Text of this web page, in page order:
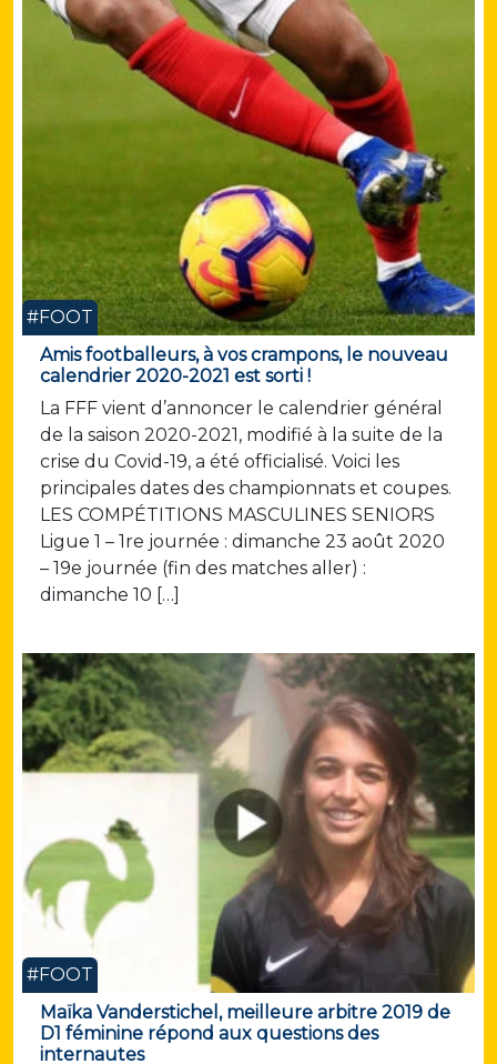
#FOOT
Amis footballeurs, à vos crampons, le nouveau
calendrier 2020-2021 est sorti !
La FFF vient d’annoncer le calendrier général
de la saison 2020-2021, modifié à la suite de la
crise du Covid-19, a été officialisé. Voici les
principales dates des championnats et coupes.
LES COMPÉTITIONS MASCULINES SENIORS
Ligue 1 – 1re journée : dimanche 23 août 2020
– 19e journée (fin des matches aller) :
dimanche 10 […]
#FOOT
Maïka Vanderstichel, meilleure arbitre 2019 de
D1 féminine répond aux questions des
internautes